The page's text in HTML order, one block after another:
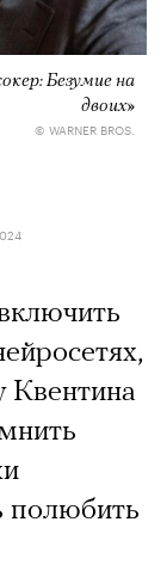
Безумие на
двоих»
© WARNER BROS.
Квентина
полюбить